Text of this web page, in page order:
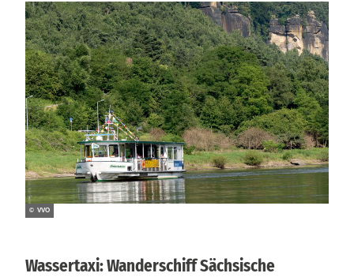
© VVO
Wassertaxi: Wanderschiff Sächsische